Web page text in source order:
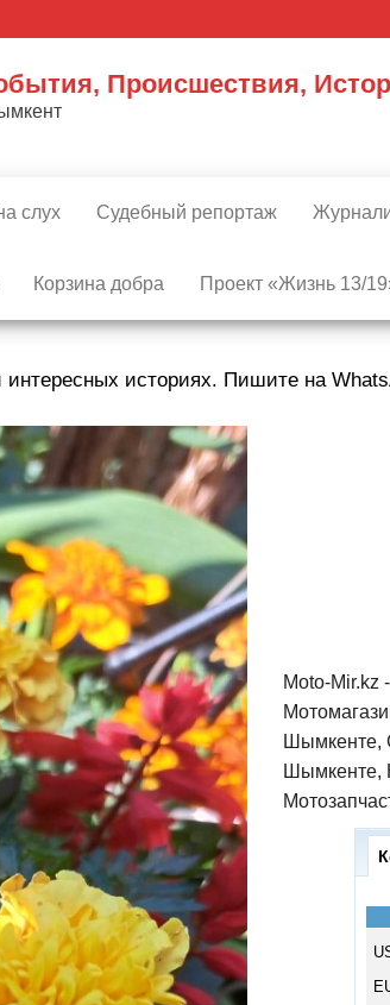
Происшествия,
слух Судебный репортаж
Корзина добра Проект «Жизнь 13/
историях. Пишите на
Moto-
Шымкенте,
Шымкенте,